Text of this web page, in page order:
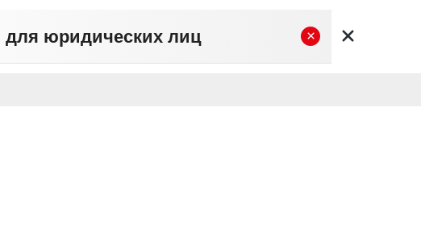
для юридических лиц ×